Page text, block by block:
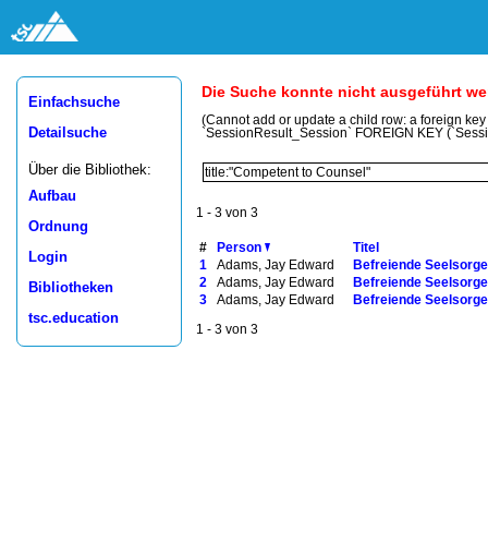
Einfachsuche
Detailsuche
Über die Bibliothek:
Aufbau
Ordnung
Login
Bibliotheken
tsc.education
Die Suche konnte nicht ausgeführt
(Cannot add or update a child row: a foreign
`SessionResult_Session` FOREIGN KEY
1 - 3 von 3
# Person
Titel
1
Adams, Jay Edward
Befreiende
2
Adams, Jay Edward
Befreiende
3
Adams, Jay Edward Befreiende
1 - 3 von 3